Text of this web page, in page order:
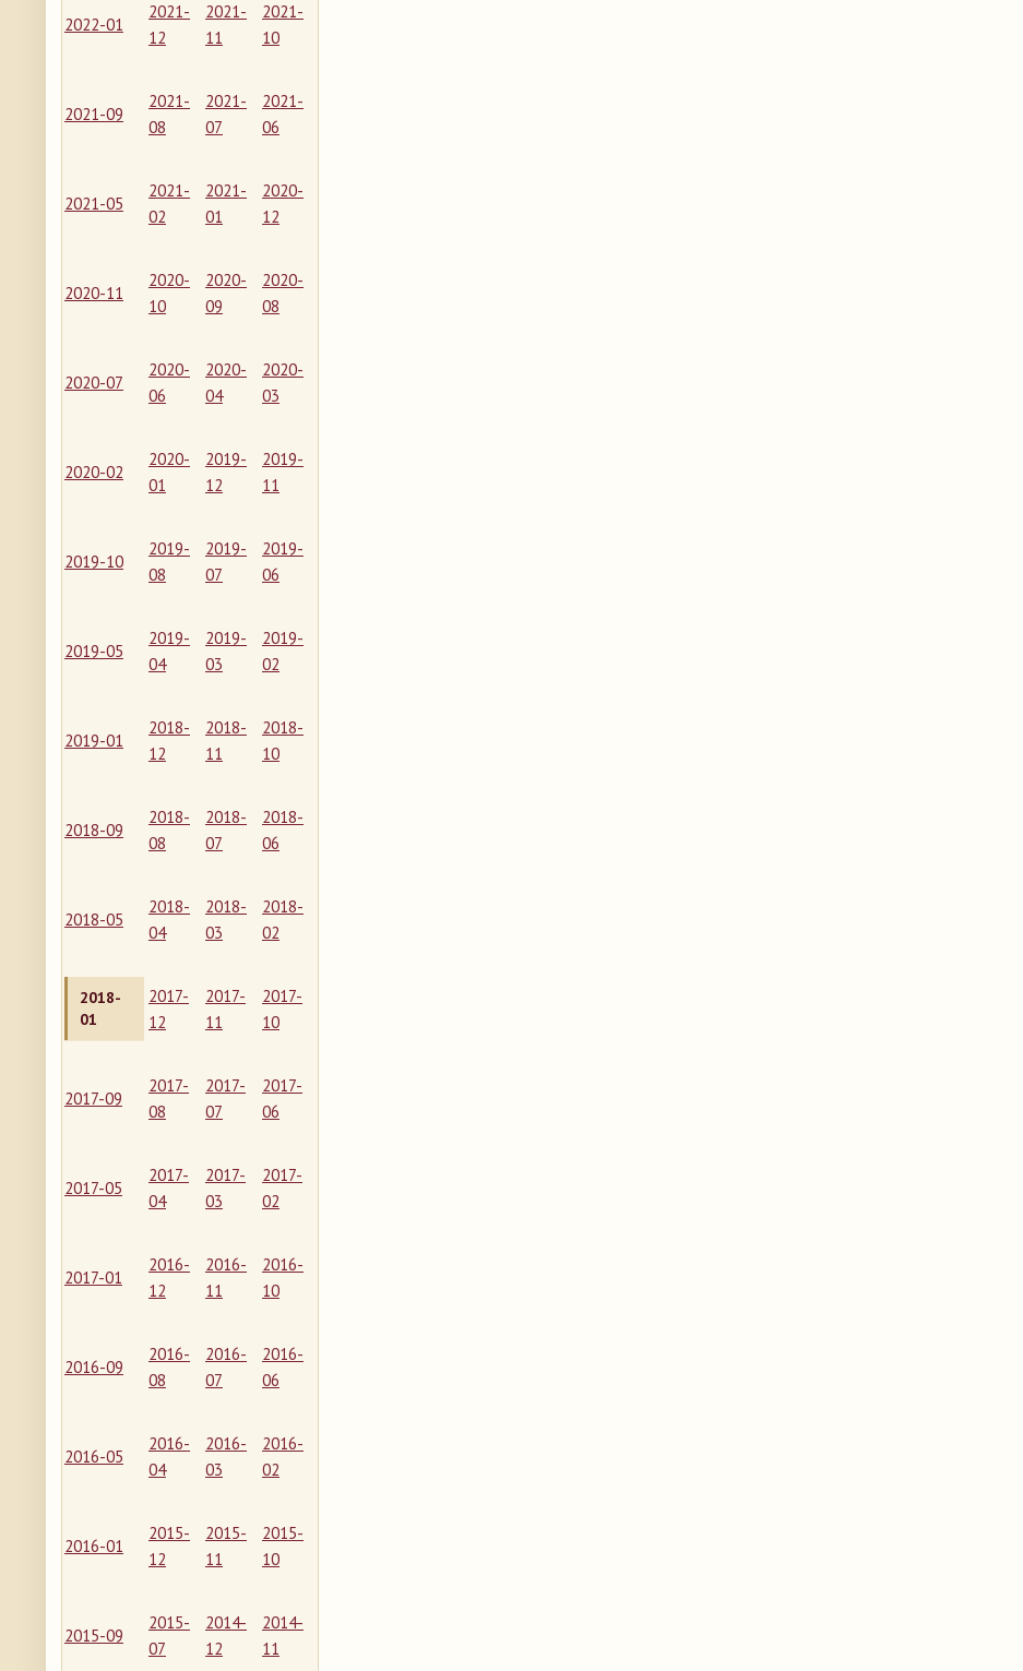
2022-01
2021-
12
2021-
11
2021-
10
2021-09
2021-
08
2021-
07
2021-
06
2021-05
2021-
02
2021-
01
2020-
12
2020-11
2020-
10
2020-
09
2020-
08
2020-07
2020-
06
2020-
04
2020-
03
2020-02
2020-
01
2019-
12
2019-
11
2019-10
2019-
08
2019-
07
2019-
06
2019-05
2019-
04
2019-
03
2019-
02
2019-01
2018-
12
2018-
11
2018-
10
2018-09
2018-
08
2018-
07
2018-
06
2018-05
2018-
04
2018-
03
2018-
02
2018-
01
2017-
12
2017-
11
2017-
10
2017-09
2017-
08
2017-
07
2017-
06
2017-05
2017-
04
2017-
03
2017-
02
2017-01
2016-
12
2016-
11
2016-
10
2016-09
2016-
08
2016-
07
2016-
06
2016-05
2016-
04
2016-
03
2016-
02
2016-01
2015-
12
2015-
11
2015-
10
2015-09
2015-
07
2014-
12
2014-
11